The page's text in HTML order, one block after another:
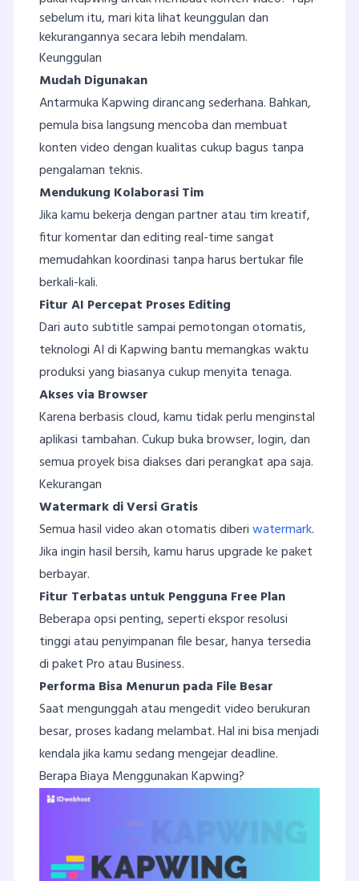
sebelum itu, mari kita lihat keunggulan dan
kekurangannya secara lebih mendalam.
Keunggulan
Mudah Digunakan
Antarmuka Kapwing dirancang sederhana. Bahkan,
pemula bisa langsung mencoba dan membuat
konten video dengan kualitas cukup bagus tanpa
pengalaman teknis.
Mendukung Kolaborasi Tim
Jika kamu bekerja dengan partner atau tim kreatif,
fitur komentar dan editing real-time sangat
memudahkan koordinasi tanpa harus bertukar file
berkali-kali.
Fitur AI Percepat Proses Editing
Dari auto subtitle sampai pemotongan otomatis,
teknologi AI di Kapwing bantu memangkas waktu
produksi yang biasanya cukup menyita tenaga.
Akses via Browser
Karena berbasis cloud, kamu tidak perlu menginstal
aplikasi tambahan. Cukup buka browser, login, dan
semua proyek bisa diakses dari perangkat apa saja.
Kekurangan
Watermark di Versi Gratis
Semua hasil video akan otomatis diberiwatermark.
Jika ingin hasil bersih, kamu harus upgrade ke paket
berbayar.
Fitur Terbatas untuk Pengguna Free Plan
Beberapa opsi penting, seperti ekspor resolusi
tinggi atau penyimpanan file besar, hanya tersedia
di paket Pro atau Business.
Performa Bisa Menurun pada File Besar
Saat mengunggah atau mengedit video berukuran
besar, proses kadang melambat. Hal ini bisa menjadi
kendala jika kamu sedang mengejar deadline.
Berapa Biaya Menggunakan Kapwing?